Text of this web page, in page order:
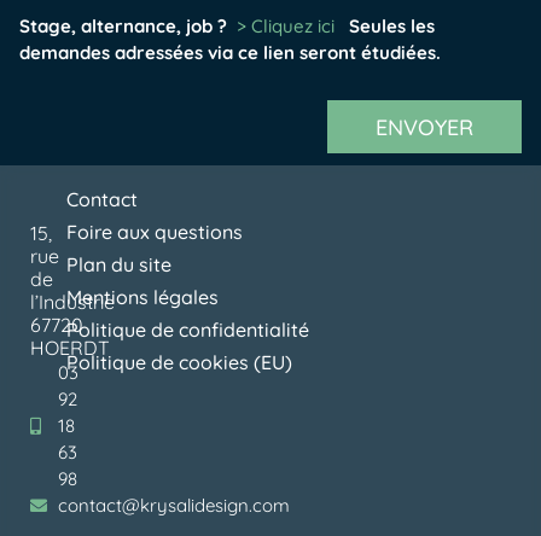
Stage, alternance, job ? > Cliquez ici
Seules les
demandes adressées via ce lien seront étudiées.
ENVOYER
15,
rue
de
l’Industrie
67720
HOERDT
03
92
18
63
98
contact@krysalidesign.com
Contact
Foire aux questions
Plan du site
Mentions légales
Politique de confidentialité
Politique de cookies (EU)